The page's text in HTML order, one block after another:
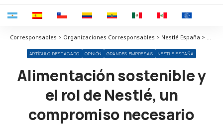
Corresponsables > Organizaciones Corresponsables > Nestlé España > Alimentación sostenible y el rol de Nestlé, un compromiso necesario
ARTÍCULO DESTACADO OPINIÓN GRANDES EMPRESAS NESTLÉ ESPAÑA
Alimentación sostenible y
el rol de Nestlé, un
compromiso necesario